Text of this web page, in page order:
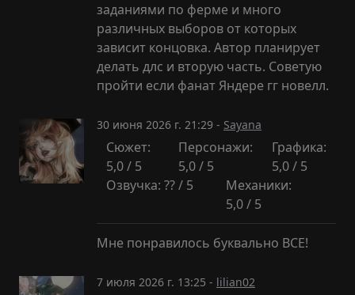
заданиями по ферме и много
различных выборов от которых
зависит концовка. Автор планирует
делать длс и вторую часть. Советую
пройти если фанат Яндере гг новелл.
30 июня 2026 г. 21:29 - Sayana
Сюжет:
5,0 / 5
Персонажи:
5,0 / 5
Графика:
5,0 / 5
Озвучка: ?? / 5
Механики:
5,0 / 5
Мне понравилось буквально ВСЕ!
7 июля 2026 г. 13:25 - lilian02